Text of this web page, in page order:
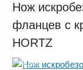
Нож
фланцев с
HORTZ
Акция